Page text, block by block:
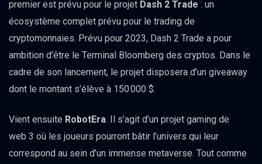
premier est prévu pour le projet Dash 2 Trade : un
écosystème complet prévu pour le trading de
cryptomonnaies. Prévu pour 2023, Dash 2 Trade a pour
ambition d’être le Terminal Bloomberg des cryptos. Dans le
cadre de son lancement, le projet disposera d’un giveaway
dont le montant s’élève à 150 000 $.
Vient ensuite RobotEra. Il s’agit d’un projet gaming de
web 3 où les joueurs pourront bâtir l’univers qui leur
correspond au sein d’un immense metaverse. Tout comme